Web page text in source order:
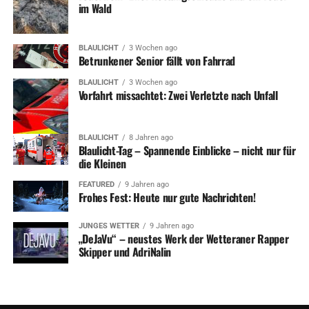
Ein weiterer Arbeitsschwerpunkt der NRW-
Verkehrswachten bildet der Einsatz für verkehrssicheres
Verhalten von Flüchtlingen In einer
Gesprächsrunde wurden einige Initiativen vorgestellt,
ein Schulungsfilm für
Radfahrer der Verkehrswacht Solingen, der in mehreren
Sprachen kostenfrei zur Verfügung steht.
Bild: Im Rahmen der Tagung zu Gast bei ABUS:
Bürgermeister Frank Hasenberg, Burkhard Nipper,
Bremicker, Vorsitzender der Geschaftsführung ABUS,
Thomas Landsberg, Kreis-Verkehrswacht Ennepe-Ruhr,
Prof. Dr.-Ing. Jürgen Brauckmann, Präsident der
im Wald
BLAULICHT 3 Wochen ago
Betrunkener Senior fällt von Fahrrad
BLAULICHT 3 Wochen ago
Vorfahrt missachtet: Zwei Verletzte nach Unfall
BLAULICHT 8 Jahren ago
Blaulicht-Tag – Spannende Einblicke – nicht nur für
die Kleinen
FEATURED 9 Jahren ago
Frohes Fest: Heute nur gute Nachrichten!
JUNGES WETTER 9 Jahren ago
„DeJaVu“ – neustes Werk der Wetteraner Rapper
Skipper und AdriNalin